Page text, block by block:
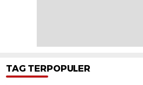
TAG TERPOPULER